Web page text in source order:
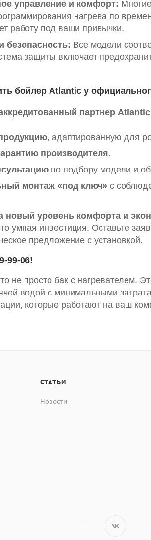
управление и комфорт:
нагрева по
работу под ваши привычки.
безопасность: Все модели
защиты включает
бойлер Atlantic у
партнер Atlantic
, адаптированную для
производителя.
по подбору модели и
монтаж «под ключ» с
новый уровень комфорта и
умная инвестиция. Оставьте
предложение с установкой.
99-06!
не просто бак с нагревателем.
водой с минимальными
которые работают на ваш
СТАТЬИ
Новости